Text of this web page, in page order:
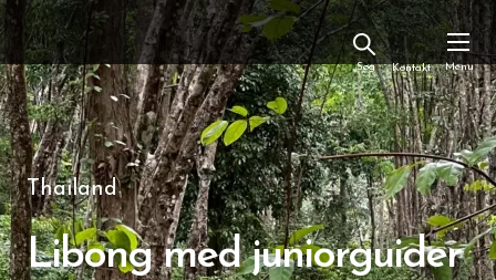
Kontakt
Thailand
Libong med juniorguider